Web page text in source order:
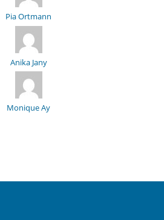
Pia Ortmann
Anika Jany
Monique Ay